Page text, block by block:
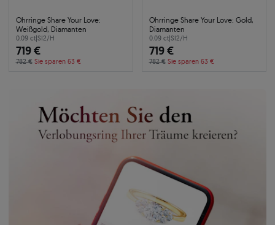
Ohrringe Share Your Love:
Weißgold, Diamanten
0.09 ct|SI2/H
719 €
782 € Sie sparen 63 €
Ohrringe Share Your Love: Gold,
Diamanten
0.09 ct|SI2/H
719 €
782 € Sie sparen 63 €